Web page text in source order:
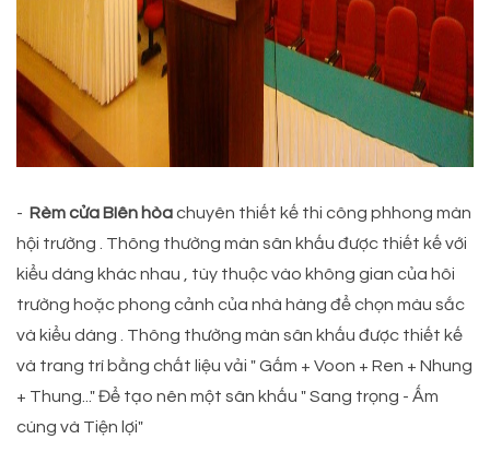
- Rèm cửa BIên hòachuyên thiết kế thi công phhong màn
hội trường . Thông thường màn sân khấu được thiết kế với
kiểu dáng khác nhau , tùy thuộc vào không gian của hôi
trường hoặc phong cảnh của nhà hàng để chọn màu sắc
và kiểu dáng . Thông thường màn sân khấu được thiết kế
và trang trí bằng chất liệu vải " Gấm + Voon + Ren + Nhung
+ Thung..." Để tạo nên một sân khấu " Sang trọng - Ấm
cúng và Tiện lợi"